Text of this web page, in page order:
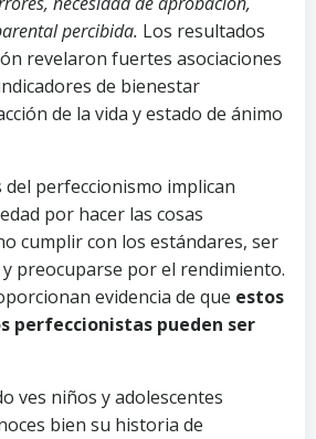
percibida. Los resultados
revelaron fuertes asociaciones
de bienestar
de la vida y estado de ánimo
del perfeccionismo implican
por hacer las cosas
cumplir con los estándares, ser
preocuparse por el rendimiento.
evidencia de que estos
perfeccionistas pueden ser
ves niños y adolescentes
bien su historia de